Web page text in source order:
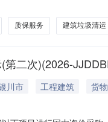
工时间、安全管理规定
质保服务 建筑垃圾清运
二次)(2026-
川市 工程建筑
货物